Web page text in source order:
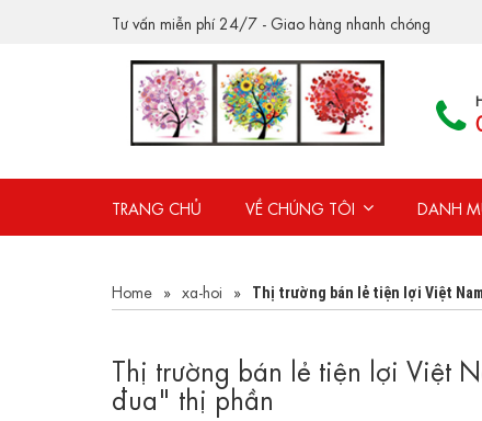
Tư vấn miễn phí 24/7 - Giao hàng nhanh chóng
TRANG CHỦ VỀ CHÚNG TÔI DANH
Home » xa-hoi » Thị trường bán lẻ tiện lợi Việt
Thị trường bán lẻ tiện lợi Việt
đua" thị phần